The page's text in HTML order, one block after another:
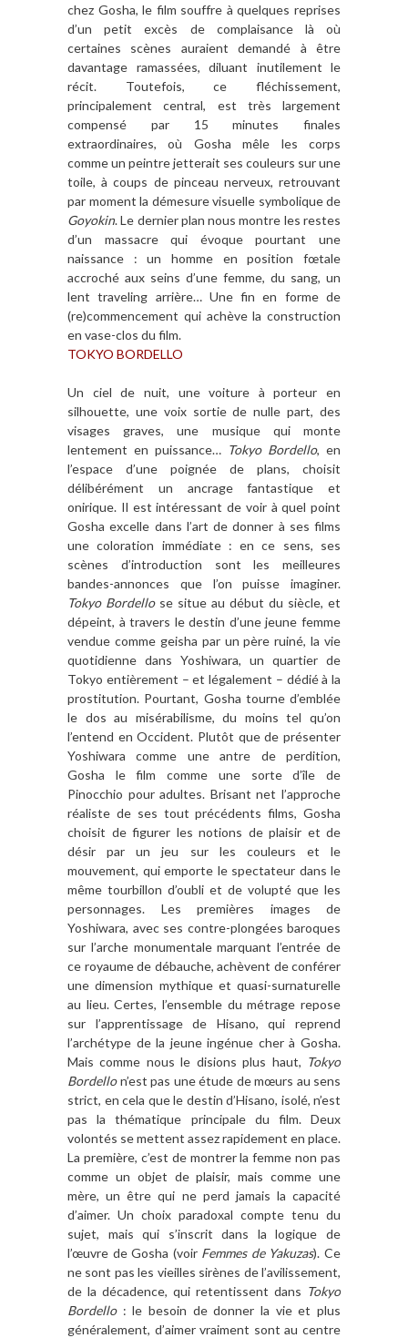
chez Gosha, le film souffre à quelques reprises
d’un petit excès de complaisance là où
certaines scènes auraient demandé à être
davantage ramassées, diluant inutilement le
récit. Toutefois, ce fléchissement,
principalement central, est très largement
compensé par 15 minutes finales
extraordinaires, où Gosha mêle les corps
comme un peintre jetterait ses couleurs sur une
toile, à coups de pinceau nerveux, retrouvant
par moment la démesure visuelle symbolique de
Goyokin. Le dernier plan nous montre les restes
d’un massacre qui évoque pourtant une
naissance : un homme en position fœtale
accroché aux seins d’une femme, du sang, un
lent traveling arrière… Une fin en forme de
(re)commencement qui achève la construction
en vase-clos du film.
TOKYO BORDELLO
Un ciel de nuit, une voiture à porteur en
silhouette, une voix sortie de nulle part, des
visages graves, une musique qui monte
lentement en puissance… Tokyo Bordello, en
l’espace d’une poignée de plans, choisit
délibérément un ancrage fantastique et
onirique. Il est intéressant de voir à quel point
Gosha excelle dans l’art de donner à ses films
une coloration immédiate : en ce sens, ses
scènes d’introduction sont les meilleures
bandes-annonces que l’on puisse imaginer.
Tokyo Bordellose situe au début du siècle, et
dépeint, à travers le destin d’une jeune femme
vendue comme geisha par un père ruiné, la vie
quotidienne dans Yoshiwara, un quartier de
Tokyo entièrement – et légalement – dédié à la
prostitution. Pourtant, Gosha tourne d’emblée
le dos au misérabilisme, du moins tel qu’on
l’entend en Occident. Plutôt que de présenter
Yoshiwara comme une antre de perdition,
Gosha le film comme une sorte d’île de
Pinocchio pour adultes. Brisant net l’approche
réaliste de ses tout précédents films, Gosha
choisit de figurer les notions de plaisir et de
désir par un jeu sur les couleurs et le
mouvement, qui emporte le spectateur dans le
même tourbillon d’oubli et de volupté que les
personnages. Les premières images de
Yoshiwara, avec ses contre-plongées baroques
sur l’arche monumentale marquant l’entrée de
ce royaume de débauche, achèvent de conférer
une dimension mythique et quasi-surnaturelle
au lieu. Certes, l’ensemble du métrage repose
sur l’apprentissage de Hisano, qui reprend
l’archétype de la jeune ingénue cher à Gosha.
Mais comme nous le disions plus haut, Tokyo
Bordellon’est pas une étude de mœurs au sens
strict, en cela que le destin d’Hisano, isolé, n’est
pas la thématique principale du film. Deux
volontés se mettent assez rapidement en place.
La première, c’est de montrer la femme non pas
comme un objet de plaisir, mais comme une
mère, un être qui ne perd jamais la capacité
d’aimer. Un choix paradoxal compte tenu du
sujet, mais qui s’inscrit dans la logique de
l’œuvre de Gosha (voir Femmes de Yakuzas). Ce
ne sont pas les vieilles sirènes de l’avilissement,
de la décadence, qui retentissent dans Tokyo
Bordello: le besoin de donner la vie et plus
généralement, d’aimer vraiment sont au centre